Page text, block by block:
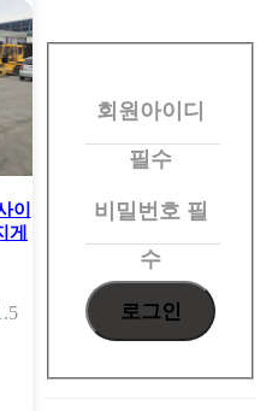
이
게
회
회원아이디
필수
비밀번호 필
수